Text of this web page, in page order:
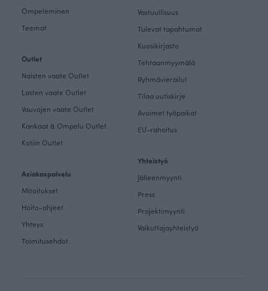
Ompeleminen
Teemat
Outlet
Naisten vaate Outlet
Lasten vaate Outlet
Vauvojen vaate Outlet
Kankaat & Ompelu Outlet
Kotiin Outlet
Asiakaspalvelu
Mitoitukset
Hoito-ohjeet
Yhteys
Toimitusehdot
Vastuullisuus
Tulevat tapahtumat
Kuosikirjasto
Tehtaanmyymälä
Ryhmävierailut
Tilaa uutiskirje
Avoimet työpaikat
EU-rahoitus
Yhteistyö
Jälleenmyynti
Press
Projektimyynti
Vaikuttajayhteistyö